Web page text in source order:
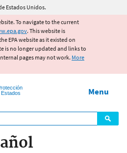
main content
Estados Unidos.
To navigate to the current
. This website is
EPA website as it existed on
is no longer updated and links to
pages may not work. More
Estados
Menu